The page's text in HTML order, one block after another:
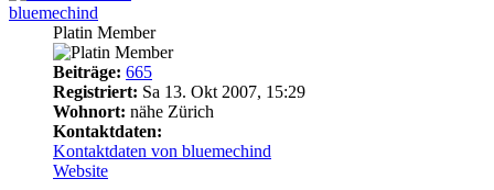
bluemechind
Platin Member
Beiträge: 665
Registriert: Sa 13. Okt 2007, 15:29
Wohnort: nähe Zürich
Kontaktdaten:
Kontaktdaten von bluemechind
Website